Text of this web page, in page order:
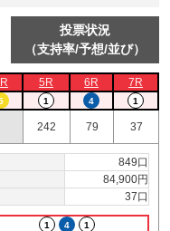
投票状況
（支持率/予想/並び）
5R 6R 7R
1 4 1
242 79 37
849口
84,900円
37口
1 4 1